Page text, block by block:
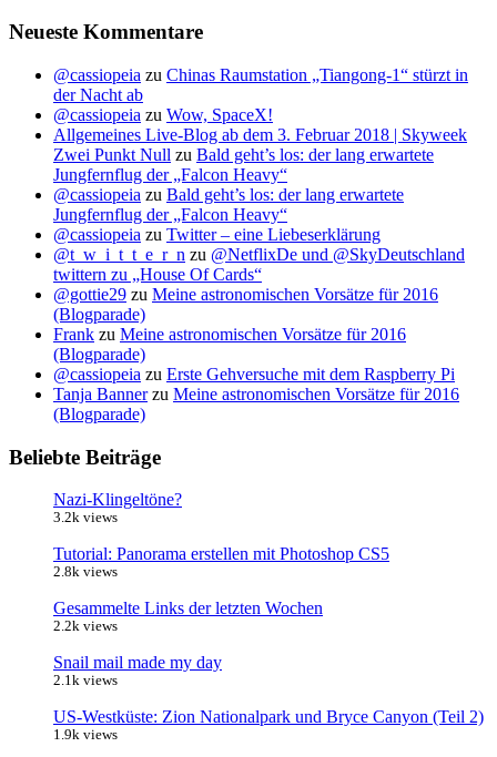
Neueste Kommentare
@cassiopeia zu Chinas Raumstation „Tiangong-1“ stürzt in
der Nacht ab
@cassiopeia zu Wow, SpaceX!
Allgemeines Live-Blog ab dem 3. Februar 2018 | Skyweek
Zwei Punkt Null zu Bald geht’s los: der lang erwartete
Jungfernflug der „Falcon Heavy“
@cassiopeia zu Bald geht’s los: der lang erwartete
Jungfernflug der „Falcon Heavy“
@cassiopeia zu Twitter – eine Liebeserklärung
@t_w_i_t_t_e_r_n zu @NetflixDe und @SkyDeutschland
twittern zu „House Of Cards“
@gottie29 zu Meine astronomischen Vorsätze für 2016
(Blogparade)
Frank zu Meine astronomischen Vorsätze für 2016
(Blogparade)
@cassiopeia zu Erste Gehversuche mit dem Raspberry Pi
Tanja Bannerzu Meine astronomischen Vorsätze für 2016
(Blogparade)
Beliebte Beiträge
Nazi-Klingeltöne?
3.2k views
Tutorial: Panorama erstellen mit Photoshop CS5
2.8k views
Gesammelte Links der letzten Wochen
2.2k views
Snail mail made my day
2.1k views
US-Westküste: Zion Nationalpark und Bryce Canyon (Teil 2)
1.9k views